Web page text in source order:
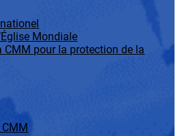
Mondiale
CMM pour la protection de la